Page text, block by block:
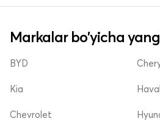
Markalar bo'yicha
BYD
Kia
Chevrolet
Haval